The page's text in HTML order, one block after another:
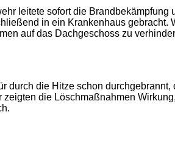
leitete sofort die Brandbekämpfung
in ein Krankenhaus gebracht.
auf das Dachgeschoss zu
durch die Hitze schon durchgebrannt,
die Löschmaßnahmen